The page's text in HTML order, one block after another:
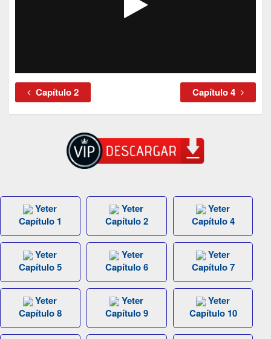
Capítulo 2 Capítulo 4
Yeter
Capítulo 1
Yeter
Capítulo 2
Yeter
Capítulo 4
Yeter
Capítulo 5
Yeter
Capítulo 6
Yeter
Capítulo 7
Yeter
Capítulo 8
Yeter
Capítulo 9
Yeter
Capítulo 10